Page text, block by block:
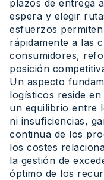
plazos de entrega
espera y elegir
esfuerzos
rápidamente a las
consumidores,
posición
Un aspecto
logísticos reside
un equilibrio entre
ni insuficiencias,
continua de los
los costes
la gestión de
óptimo de los